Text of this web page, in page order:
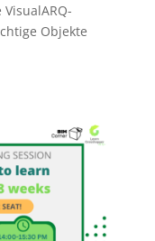
Objekte